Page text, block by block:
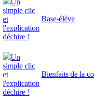
simple clic
et
l'explication
déchire !
Base-élève
Un
simple clic
et
l'explication
déchire !
Bienfaits de la